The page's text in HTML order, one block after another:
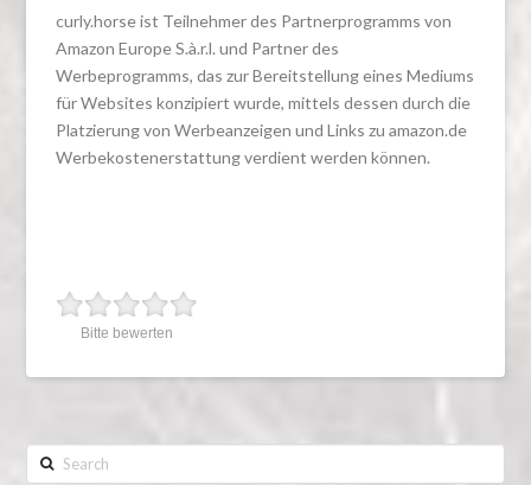
curly.horse ist Teilnehmer des Partnerprogramms von
Amazon Europe S.à.r.l. und Partner des
Werbeprogramms, das zur Bereitstellung eines Mediums
für Websites konzipiert wurde, mittels dessen durch die
Platzierung von Werbeanzeigen und Links zu amazon.de
Werbekostenerstattung verdient werden können.
Bitte bewerten
Search